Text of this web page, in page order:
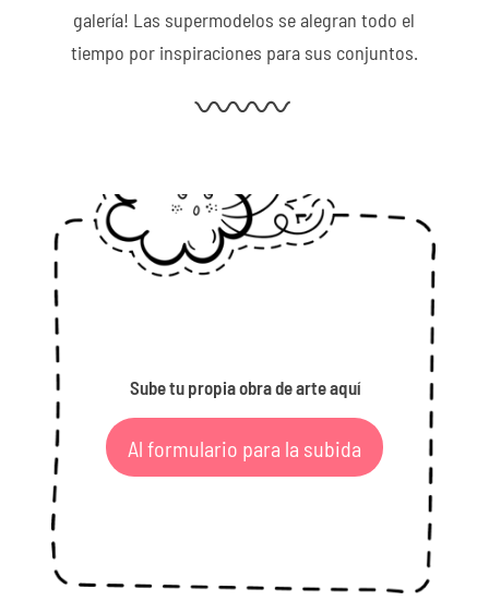
galería! Las supermodelos se alegran todo el
tiempo por inspiraciones para sus conjuntos.
Sube tu propia obra de arte aquí
Al formulario para la subida